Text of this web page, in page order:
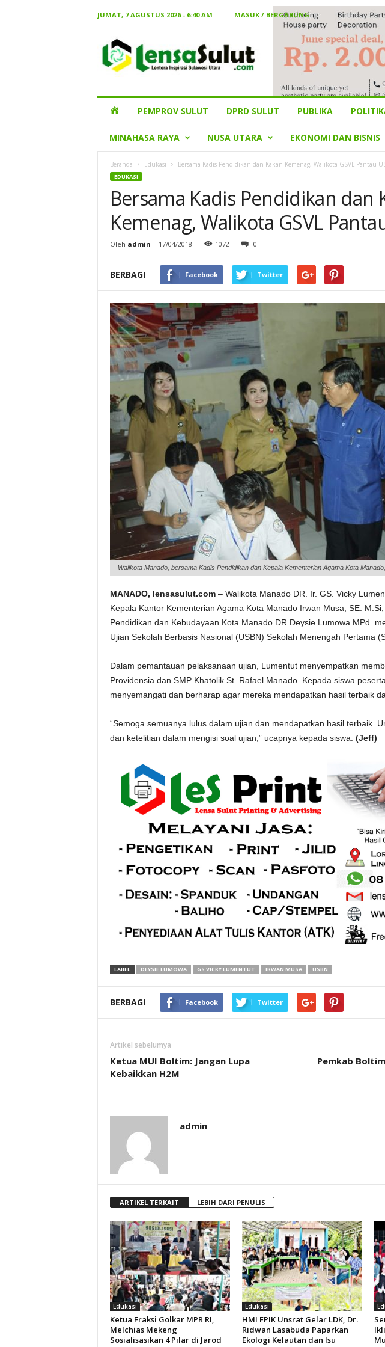
JUMAT, 7 AGUSTUS 2026 - 6:40 AM
MASUK / BERGABUNG
Sulut
HOMEPEMPROV SULUT DPRD SULUT PUBLIKA
MINAHASA RAYA NUSA UTARA EKONOMI DAN BISNIS
Beranda Edukasi Bersama Kadis Pendidikan dan Kakan Kemenag, Walikota GSVL Pantau
EDUKASI
Bersama Kadis Pendidikan dan
Kemenag, Walikota GSVL
Oleh admin - 17/04/2018 1072 0
BERBAGI Facebook Twitter
Walikota Manado, bersama Kadis Pendidikan dan Kepala Kementerian Agama Kota
MANADO, lensasulut.com– Walikota Manado DR. Ir. GS. Vicky
Kepala Kantor Kementerian Agama Kota Manado Irwan Musa, SE.
Pendidikan dan Kebudayaan Kota Manado DR Deysie Lumowa MPd.
Ujian Sekolah Berbasis Nasional (USBN) Sekolah Menengah Pertama
Dalam pemantauan pelaksanaan ujian, Lumentut menyempatkan
Providensia dan SMP Khatolik St. Rafael Manado. Kepada siswa
menyemangati dan berharap agar mereka mendapatkan hasil terbaik
“Semoga semuanya lulus dalam ujian dan mendapatkan hasil terbaik.
dan ketelitian dalam mengisi soal ujian,” ucapnya kepada siswa. (Jeff)
LABEL DEYSIE LUMOWA GS VICKY LUMENTUT IRWAN MUSA USBN
BERBAGI Facebook Twitter
Artikel sebelumya
Ketua MUI Boltim: Jangan Lupa
Kebaikkan H2M
Pemkab
admin
ARTIKEL TERKAIT LEBIH DARI PENULIS
Edukasi
Ketua Fraksi Golkar MPR RI,
Melchias Mekeng
Sosialisasikan 4 Pilar di Jarod
Edukasi
HMI FPIK Unsrat Gelar LDK, Dr.
Ridwan Lasabuda Paparkan
Ekologi Kelautan dan Isu